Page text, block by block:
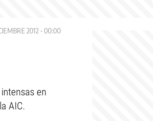
2012 - 00:00
en
AIC.